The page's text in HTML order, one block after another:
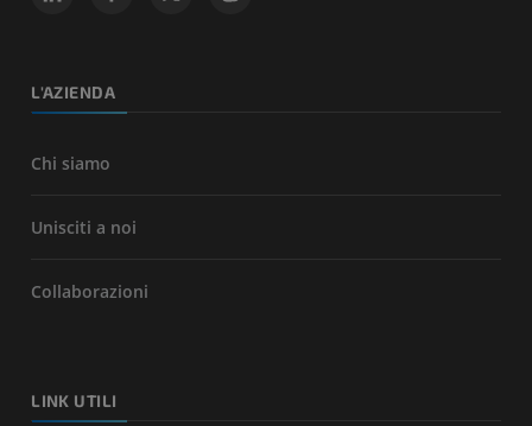
L'AZIENDA
Chi siamo
Unisciti a noi
Collaborazioni
LINK UTILI